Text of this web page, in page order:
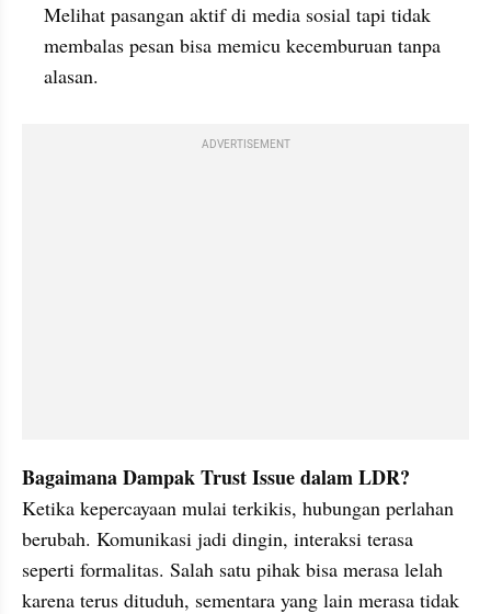
Melihat pasangan aktif di media sosial tapi tidak
membalas pesan bisa memicu kecemburuan tanpa
alasan.
ADVERTISEMENT
Bagaimana Dampak Trust Issue dalam LDR?
Ketika kepercayaan mulai terkikis, hubungan perlahan
berubah. Komunikasi jadi dingin, interaksi terasa
seperti formalitas. Salah satu pihak bisa merasa lelah
karena terus dituduh, sementara yang lain merasa tidak